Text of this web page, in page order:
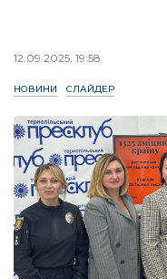
12.09.2025, 19:58
НОВИНИ СЛАЙДЕР